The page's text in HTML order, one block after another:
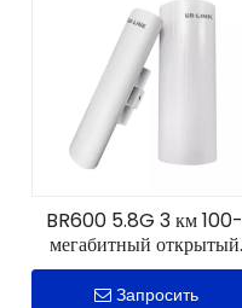
BR600 5.8G 3 км 100-
мегабитный открытый
цифровой мост
корпоративного уровня
Запросить